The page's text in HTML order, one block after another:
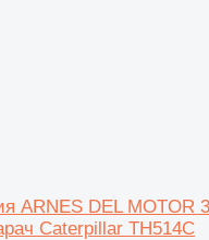
ARNES DEL MOTOR
Caterpillar TH514C